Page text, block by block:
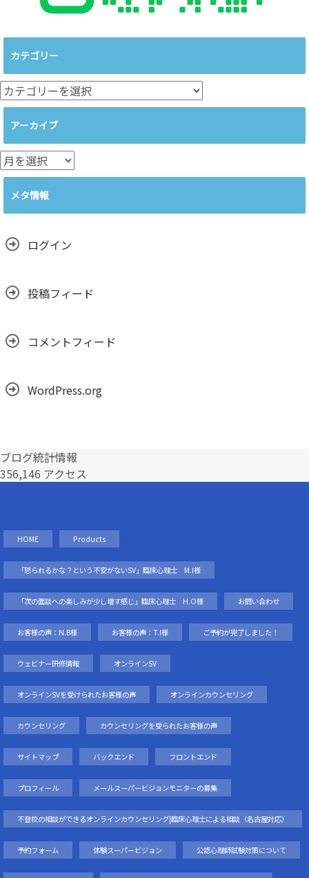
カテゴリー
カ
テ
ー
アーカイブ
ア
ー
メタ情報
ログイン
投稿フィード
コメントフィード
WordPress.org
ブログ統計情報
356,146 アクセス
HOME Products
「怒られるかな？という不安がないSV」臨床心理士 M.I様
「次の面談への楽しみが少し増す感じ」臨床心理士 H.O様 お問い合わせ
お客様の声：N.B様 お客様の声：T.I様 ご予約が完了しました！
ウェビナー研修情報 オンラインSV
オンラインSVを受けられたお客様の声 オンラインカウンセリング
カウンセリング カウンセリングを受られたお客様の声
サイトマップ バックエンド フロントエンド
プロフィール メールスーパービジョンモニターの募集
不登校の相談ができるオンラインカウンセリング|臨床心理士による相談（名古屋対応）
予約フォーム 体験スーパービジョン 公認心理師試験対策について